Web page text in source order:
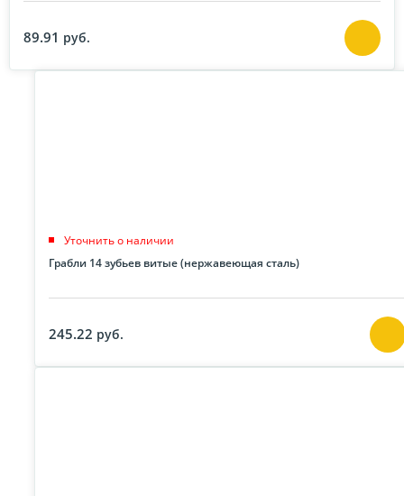
89.91 руб.
Уточнить о наличии
Грабли 14 зубьев витые (нержавеющая сталь)
245.22 руб.